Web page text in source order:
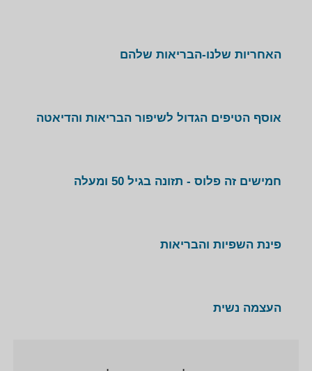
האחריות שלנו-הבריאות שלהם
אוסף הטיפים הגדול לשיפור הבריאות והדיאטה
חמישים זה פלוס - תזונה בגיל 50 ומעלה
פינת השפיות והבריאות
העצמה נשית